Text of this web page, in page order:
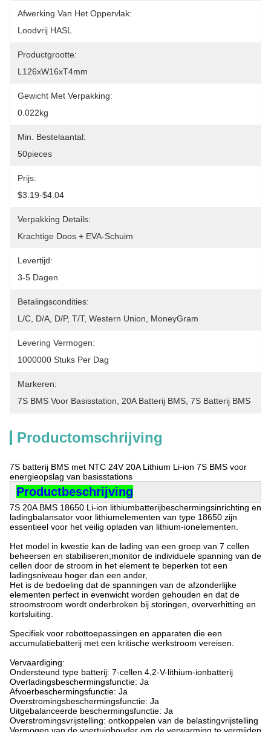
Afwerking Van Het Oppervlak:
Loodvrij HASL
Productgrootte:
L126xW16xT4mm
Gewicht Met Verpakking:
0.022kg
Min. Bestelaantal:
50pieces
Prijs:
$3.19-$4.04
Verpakking Details:
Krachtige Doos + EVA-Schuim
Levertijd:
3-5 Dagen
Betalingscondities:
L/C, D/A, D/P, T/T, Western Union, MoneyGram
Levering Vermogen:
1000000 Stuks Per Dag
Markeren:
7S BMS Voor Basisstation
20A Batterij BMS 7S Batterij BMS
Productomschrijving
7S batterij BMS met NTC 24V 20A Lithium Li-ion 7S BMS voor
energieopslag van basisstations
Productbeschrijving
7S 20A BMS 18650 Li-ion lithiumbatterijbeschermingsinrichting en
ladingbalansator voor lithiumelementen van type 18650 zijn
essentieel voor het veilig opladen van lithium-ionelementen.
Het model in kwestie kan de lading van een groep van 7 cellen
beheersen en stabiliseren;monitor de individuele spanning van de
cellen door de stroom in het element te beperken tot een
ladingsniveau hoger dan een ander,
Het is de bedoeling dat de spanningen van de afzonderlijke
elementen perfect in evenwicht worden gehouden en dat de
stroomstroom wordt onderbroken bij storingen, oververhitting en
kortsluiting.
Specifiek voor robottoepassingen en apparaten die een
accumulatiebatterij met een kritische werkstroom vereisen.
Vervaardiging:
Ondersteund type batterij: 7-cellen 4,2-V-lithium-ionbatterij
Overladingsbeschermingsfunctie: Ja
Afvoerbeschermingsfunctie: Ja
Overstromingsbeschermingsfunctie: Ja
Uitgebalanceerde beschermingsfunctie: Ja
Overstromingsvrijstelling: ontkoppelen van de belastingvrijstelling